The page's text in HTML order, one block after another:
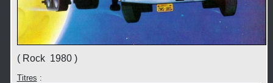
( Rock 1980 )
Titres :